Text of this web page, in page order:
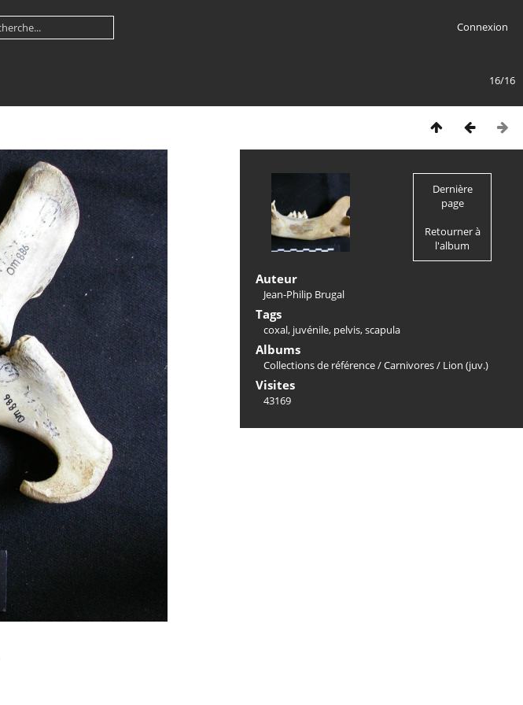
Connexion
16/16
Dernière
page
Retourner à
l'album
Auteur
Jean-Philip Brugal
Tags
coxal, juvénile, pelvis,scapula
Albums
Collections de référence/Carnivores/ Lion (juv.)
Visites
43169